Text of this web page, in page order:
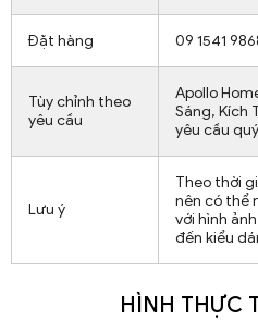
Đặt hàng 09 1541
Tùy chỉnh theo
yêu cầu
Apollo
Sáng, Kích
yêu cầu
Lưu ý
Theo thời
nên có thể
với hình
đến kiểu
HÌNH THỰC